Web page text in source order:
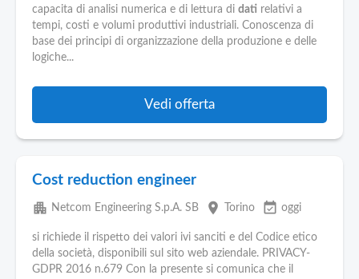
capacita di analisi numerica e di lettura di dati relativi a
tempi, costi e volumi produttivi industriali. Conoscenza di
base dei principi di organizzazione della produzione e delle
logiche...
Vedi offerta
Cost reduction engineer
apartment Netcom Engineering S.p.A. SB place Torino event_available oggi
si richiede il rispetto dei valori ivi sanciti e del Codice etico
della società, disponibili sul sito web aziendale. PRIVACY-
GDPR 2016 n.679 Con la presente si comunica che il